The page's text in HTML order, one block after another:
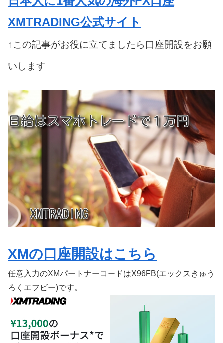
XMTRADING公式サイト
↑この記事がお役に立てましたら口座開設をお願
いします
XMの口座開設はこちら
任意入力のXMパートナーコードはX96FB(エックスきゅう
ろくエフビー)です。